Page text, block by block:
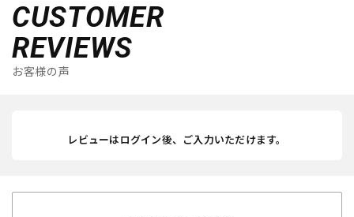
CUSTOMER
REVIEWS
お客様の声
レビューはログイン後、ご入力いただけます。